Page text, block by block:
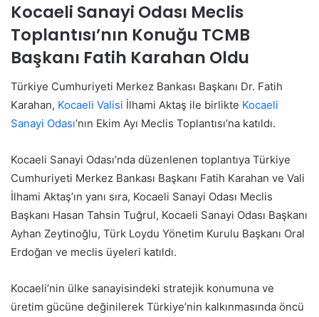
Kocaeli Sanayi Odası Meclis
Toplantısı’nın Konuğu TCMB
Başkanı Fatih Karahan Oldu
Türkiye Cumhuriyeti Merkez Bankası Başkanı Dr. Fatih
Karahan, Kocaeli Valisi İlhami Aktaş ile birlikte Kocaeli
Sanayi Odası’nın Ekim Ayı Meclis Toplantısı’na katıldı.
Kocaeli Sanayi Odası’nda düzenlenen toplantıya Türkiye
Cumhuriyeti Merkez Bankası Başkanı Fatih Karahan ve Vali
İlhami Aktaş’ın yanı sıra, Kocaeli Sanayi Odası Meclis
Başkanı Hasan Tahsin Tuğrul, Kocaeli Sanayi Odası Başkanı
Ayhan Zeytinoğlu, Türk Loydu Yönetim Kurulu Başkanı Oral
Erdoğan ve meclis üyeleri katıldı.
Kocaeli’nin ülke sanayisindeki stratejik konumuna ve
üretim gücüne değinilerek Türkiye’nin kalkınmasında öncü